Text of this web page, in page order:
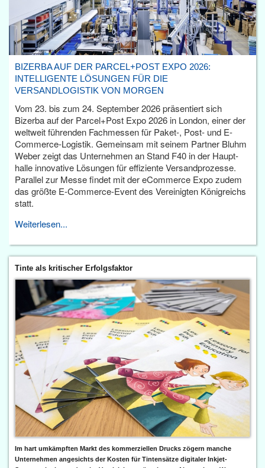
BIZERBA AUF DER PARCEL+POST EXPO 2026:
INTELLIGENTE LÖSUNGEN FÜR DIE
VERSANDLOGISTIK VON MORGEN
Vom 23. bis zum 24. September 2026 präsentiert sich
Bizerba auf der Parcel+Post Expo 2026 in London, einer der
weltweit führenden Fachmessen für Paket-, Post- und E-
Commerce-Logistik. Gemeinsam mit seinem Partner Bluhm
Weber zeigt das Unternehmen an Stand F40 in der Haupt­
halle innovative Lösungen für effiziente Versandprozesse.
Parallel zur Messe findet mit der eCommerce Expo zudem
das größte E-Commerce-Event des Vereinigten Königreichs
statt.
Weiterlesen...
Tinte als kritischer Erfolgsfaktor
Im hart umkämpften Markt des kommerziellen Drucks zögern manche
Unternehmen angesichts der Kosten für Tintensätze digitaler Inkjet-